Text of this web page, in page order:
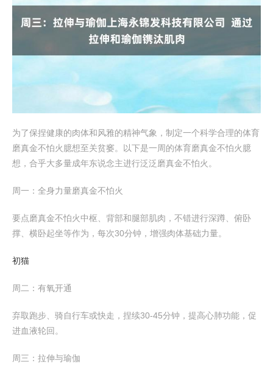
为了保捏健康的肉体和风雅的精神气象，制定一个科学合理的体育
磨真金不怕火臆想至关贫窭。以下是一周的体育磨真金不怕火臆
想，合乎大多量成年东说念主进行泛泛磨真金不怕火。
周一：全身力量磨真金不怕火
要点磨真金不怕火中枢、背部和腿部肌肉，不错进行深蹲、俯卧
撑、横卧起坐等作为，每次30分钟，增强肉体基础力量。
初猫
周二：有氧开通
弃取跑步、骑自行车或快走，捏续30-45分钟，提高心肺功能，促
进血液轮回。
周三：拉伸与瑜伽